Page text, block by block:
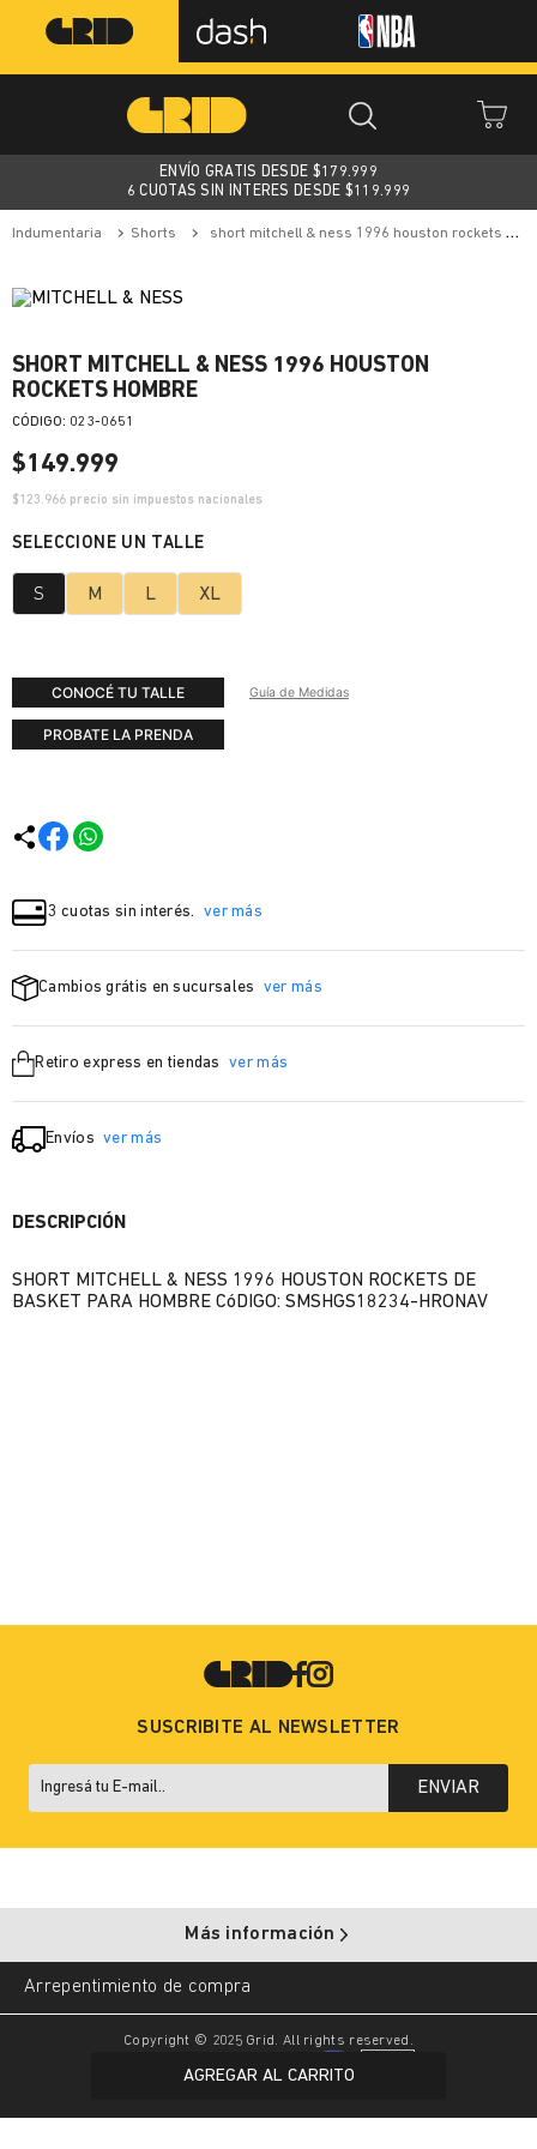
ENVÍO GRATIS DESDE $179.999
6 CUOTAS SIN INTERES DESDE $119.999
indumentaria shorts short mitchell & ness 1996 houston rockets hombre
SHORT MITCHELL & NESS 1996 HOUSTON
ROCKETS HOMBRE
: 023-0651
$149.999
$123.966 precio sin impuestos nacionales
S M L XL
CONOCÉ TU TALLE Guía de Medidas
PROBATE LA PRENDA
AGREGAR AL CARRITO
3 cuotas sin interés. ver más
Cambios grátis en sucursales ver más
Retiro express en tiendas ver más
Envíos ver más
DESCRIPCIÓN
SHORT MITCHELL & NESS 1996 HOUSTON ROCKETS DE
BASKET PARA HOMBRE CóDIGO: SMSHGS18234-HRONAV
SUSCRIBITE AL NEWSLETTER
ENVIAR
Más información
Arrepentimiento de compra
Copyright © 2025 Grid. All rights reserved.